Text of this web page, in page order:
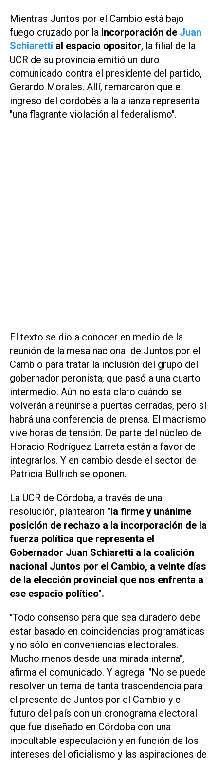
Mientras Juntos por el Cambio está bajo
fuego cruzado por la incorporación de Juan
Schiaretti al espacio opositor, la filial de la
UCR de su provincia emitió un duro
comunicado contra el presidente del partido,
Gerardo Morales. Allí, remarcaron que el
ingreso del cordobés a la alianza representa
"una flagrante violación al federalismo".
El texto se dio a conocer en medio de la
reunión de la mesa nacional de Juntos por el
Cambio para tratar la inclusión del grupo del
gobernador peronista, que pasó a una cuarto
intermedio. Aún no está claro cuándo se
volverán a reunirse a puertas cerradas, pero sí
habrá una conferencia de prensa. El macrismo
vive horas de tensión. De parte del núcleo de
Horacio Rodríguez Larreta están a favor de
integrarlos. Y en cambio desde el sector de
Patricia Bullrich se oponen.
La UCR de Córdoba, a través de una
resolución, plantearon "la firme y unánime
posición de rechazo a la incorporación de la
fuerza política que representa el
Gobernador Juan Schiaretti a la coalición
nacional Juntos por el Cambio, a veinte días
de la elección provincial que nos enfrenta a
ese espacio político".
"Todo consenso para que sea duradero debe
estar basado en coincidencias programáticas
y no sólo en conveniencias electorales.
Mucho menos desde una mirada interna",
afirma el comunicado. Y agrega: "No se puede
resolver un tema de tanta trascendencia para
el presente de Juntos por el Cambio y el
futuro del país con un cronograma electoral
que fue diseñado en Córdoba con una
inocultable especulación y en función de los
intereses del oficialismo y las aspiraciones de